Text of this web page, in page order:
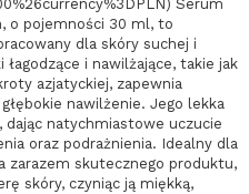
Serum
o pojemności 30 ml, to
dla skóry suchej i
i nawilżające, takie jak
azjatyckiej, zapewnia
nawilżenie. Jego lekka
dając natychmiastowe uczucie
oraz podrażnienia. Idealny dla
zarazem skutecznego produktu,
skóry, czyniąc ją miękką,